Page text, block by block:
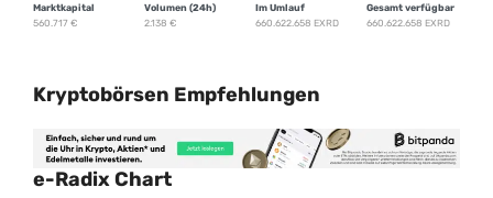
Marktkapital
560.717 €
Volumen (24h)
2.138 €
Im Umlauf
660.622.658 EXRD
Gesamt verfügbar
660.622.658 EXRD
Kryptobörsen Empfehlungen
e-Radix Chart